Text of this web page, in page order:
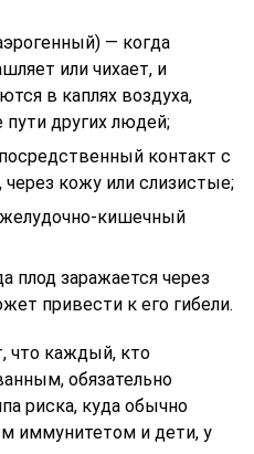
— когда
или чихает, и
в каплях воздуха,
других людей;
контакт с
кожу или слизистые;
кишечный
плод заражается через
привести к его гибели.
что каждый, кто
обязательно
риска, куда обычно
иммунитетом и дети, у